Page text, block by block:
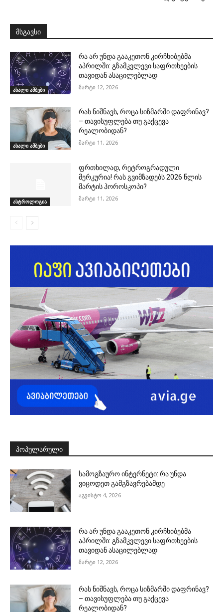
მსგავსი
ახალი ამბები
რა არ უნდა გააკეთონ კირჩხიბებმა
აპრილში: გზამკვლევი საფრთხეების
თავიდან ასაცილებლად
მარტი 12, 2026
ახალი ამბები
რას ნიშნავს, როცა სიზმარში დაფრინავ?
– თავისუფლება თუ გაქცევა
რეალობიდან?
მარტი 11, 2026
ასტროლოგია
ფრთხილად, რეტროგრადული
მერკურია! რას გვიმზადებს 2026 წლის
მარტის ჰოროსკოპი?
მარტი 11, 2026
ᲞᲝᲞᲣᲚᲐᲠᲣᲚᲘ
სამოგზაურო ინტერნეტი: რა უნდა
ვიცოდეთ გამგზავრებამდე
აგვისტო 4, 2026
რა არ უნდა გააკეთონ კირჩხიბებმა
აპრილში: გზამკვლევი საფრთხეების
თავიდან ასაცილებლად
მარტი 12, 2026
რას ნიშნავს, როცა სიზმარში დაფრინავ?
– თავისუფლება თუ გაქცევა
რეალობიდან?